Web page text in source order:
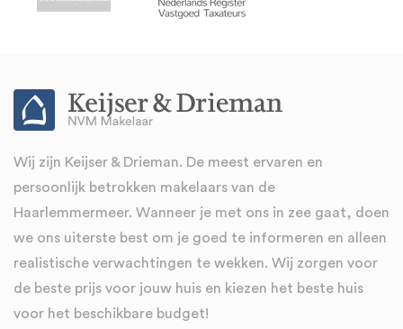
Wij zijn Keijser & Drieman. De meest ervaren en
persoonlijk betrokken makelaars van de
Haarlemmermeer. Wanneer je met ons in zee gaat, doen
we ons uiterste best om je goed te informeren en alleen
realistische verwachtingen te wekken. Wij zorgen voor
de beste prijs voor jouw huis en kiezen het beste huis
voor het beschikbare budget!